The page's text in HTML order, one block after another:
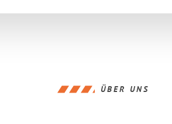
ÜBER UNS